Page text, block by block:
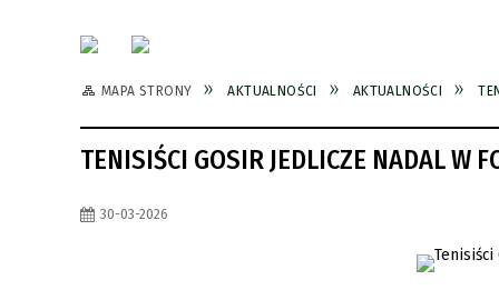
MAPA STRONY AKTUALNOŚCI AKTUALNOŚCI
TENISIŚCI GOSIR JEDLICZE NADAL W
30-03-2026